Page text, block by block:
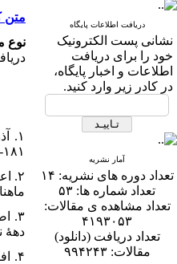
دریافت اطلاعات پایگاه
نشانی پست الکترونیک
خود را برای دریافت
اطلاعات و اخبار پایگاه،
در کادر زیر وارد کنید.
آمار نشریه
تعداد دوره های نشریه: ۱۴
تعداد شماره ها: ۵۳
تعداد مشاهده ی مقالات:
۴۱۹۳۰۵۳
تعداد دریافت (دانلود)
مقالات:۹۹۴۲۴۳
متن
نوع
دریافت: 1403/12/25 | پذیرش:
۱۸۱-۲۰۹.
دهۀ